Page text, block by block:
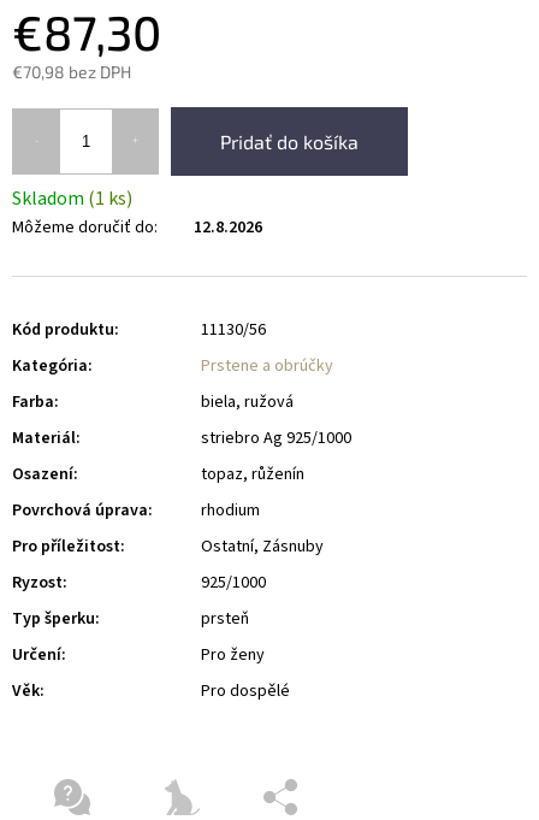
€87,30
€70,98 bez DPH
Pridať do košíka
Skladom (1 ks)
Môžeme doručiť do: 12.8.2026
Kód produktu:
11130/56
Kategória:
Prstene a obrúčky
Farba:
biela, ružová
Materiál:
striebro Ag 925/1000
Osazení:
topaz, růženín
Povrchová úprava:
rhodium
Pro příležitost:
Ostatní, Zásnuby
Ryzost:
925/1000
Typ šperku:
prsteň
Určení:
Pro ženy
Věk: Pro dospělé